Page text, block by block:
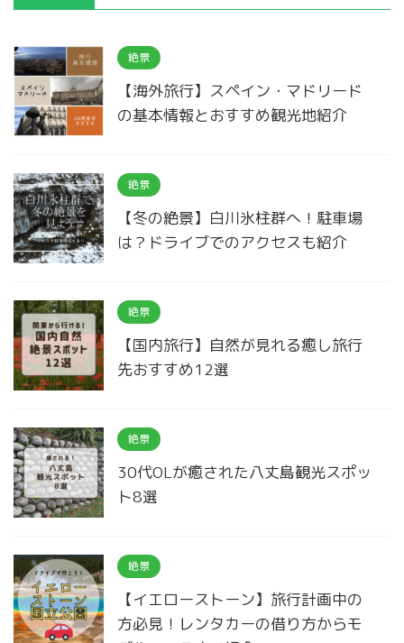
絶景
【海外旅行】スペイン・マドリード
の基本情報とおすすめ観光地紹介
絶景
【冬の絶景】白川氷柱群へ！駐車場
は？ドライブでのアクセスも紹介
絶景
【国内旅行】自然が見れる癒し旅行
先おすすめ12選
絶景
30代OLが癒された八丈島観光スポッ
ト8選
絶景
【イエローストーン】旅行計画中の
方必見！レンタカーの借り方からモ